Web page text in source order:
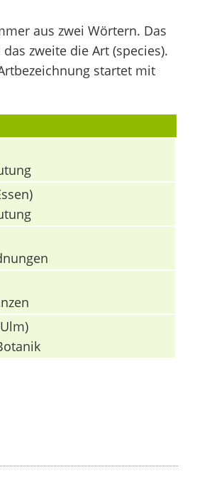
aus zwei Wörtern. Das
zweite die Art (species).
startet mit